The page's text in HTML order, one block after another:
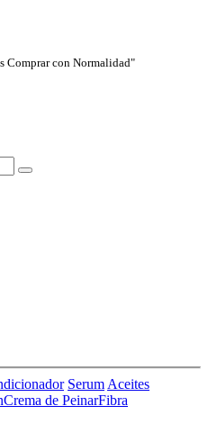
Comprar con Normalidad"
Serum Aceites
Crema de PeinarFibra